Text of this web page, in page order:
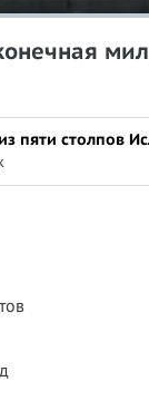
пяти столпов